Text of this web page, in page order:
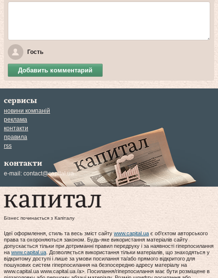
Гость
Добавить комментарий
сервисы
новини компаній
реклама
контакти
правила
rss
контакти
e-mail: contact@capital.ua
Бізнес починається з Капіталу
Ідеї оформлення, стиль та весь зміст сайту www.capital.ua є об'єктом авторського
права та охороняються законом. Будь-яке використання матеріалів сайту
допускається тільки при дотриманні правил передруку і за наявності гіперпосилання
на www.capital.ua. Дозволяється використання тільки матеріалів, що знаходяться у
відкритому доступі і лише за умови посилання та/або прямого відкритого для
пошукових систем гіперпосилання на безпосередню адресу матеріалу на
www.capital.ua www.capital.ua /a>. Посилання/гіперпосилання має бути розміщене в